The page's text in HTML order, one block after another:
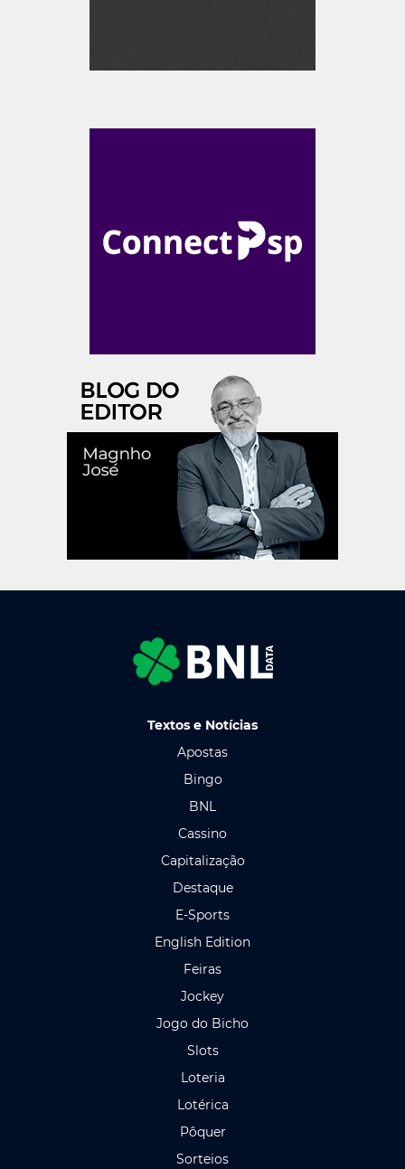
Textos e Notícias
Apostas
Bingo
BNL
Cassino
Capitalização
Destaque
E-Sports
English Edition
Feiras
Jockey
Jogo do Bicho
Slots
Loteria
Lotérica
Pôquer
Sorteios